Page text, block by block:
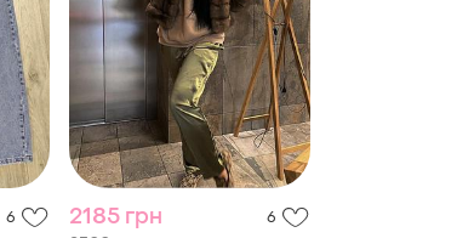
6 2185 грн 6